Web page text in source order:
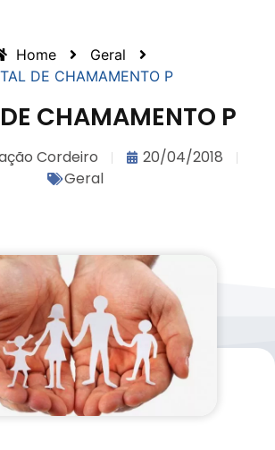
Home
Geral
DE CHAMAMENTO P
CHAMAMENTO P
Cordeiro
20/04/2018
Geral